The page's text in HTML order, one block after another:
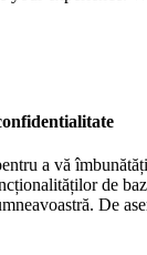
m
a vă
de
De